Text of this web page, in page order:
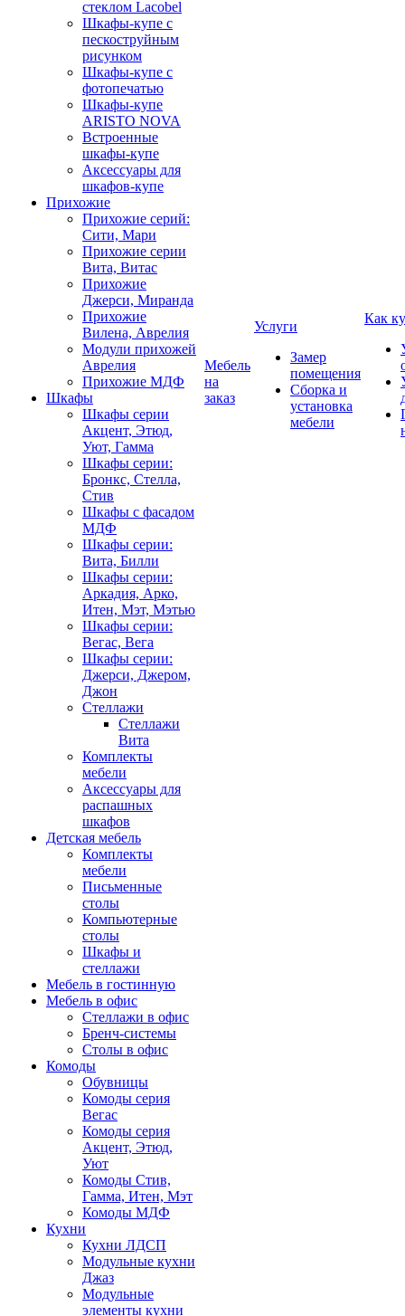
стеклом Lacobel
Шкафы-купе с
пескоструйным
рисунком
Шкафы-купе с
фотопечатью
Шкафы-купе
ARISTO NOVA
Встроенные
шкафы-купе
Аксессуары для
шкафов-купе
Прихожие
Прихожие серий:
Сити, Мари
Прихожие серии
Вита, Витас
Прихожие
Джерси, Миранда
Прихожие
Вилена, Аврелия
Модули прихожей
Аврелия
Прихожие МДФ
Шкафы
Шкафы серии
Акцент, Этюд,
Уют, Гамма
Шкафы серии:
Бронкс, Стелла,
Стив
Шкафы с фасадом
МДФ
Шкафы серии:
Вита, Билли
Шкафы серии:
Аркадия, Арко,
Итен, Мэт, Мэтью
Шкафы серии:
Вегас, Вега
Шкафы серии:
Джерси, Джером,
Джон
Стеллажи
Стеллажи
Вита
Комплекты
мебели
Аксессуары для
распашных
шкафов
Детская мебель
Комплекты
мебели
Письменные
столы
Компьютерные
столы
Шкафы и
стеллажи
Мебель в гостинную
Мебель в офис
Стеллажи в офис
Бренч-системы
Столы в офис
Комоды
Обувницы
Комоды серия
Вегас
Комоды серия
Акцент, Этюд,
Уют
Комоды Стив,
Гамма, Итен, Мэт
Комоды МДФ
Кухни
Кухни ЛДСП
Модульные кухни
Джаз
Модульные
элементы кухни
Мебель
на
заказ
Услуги
Замер
помещения
Сборка и
установка
мебели
Как